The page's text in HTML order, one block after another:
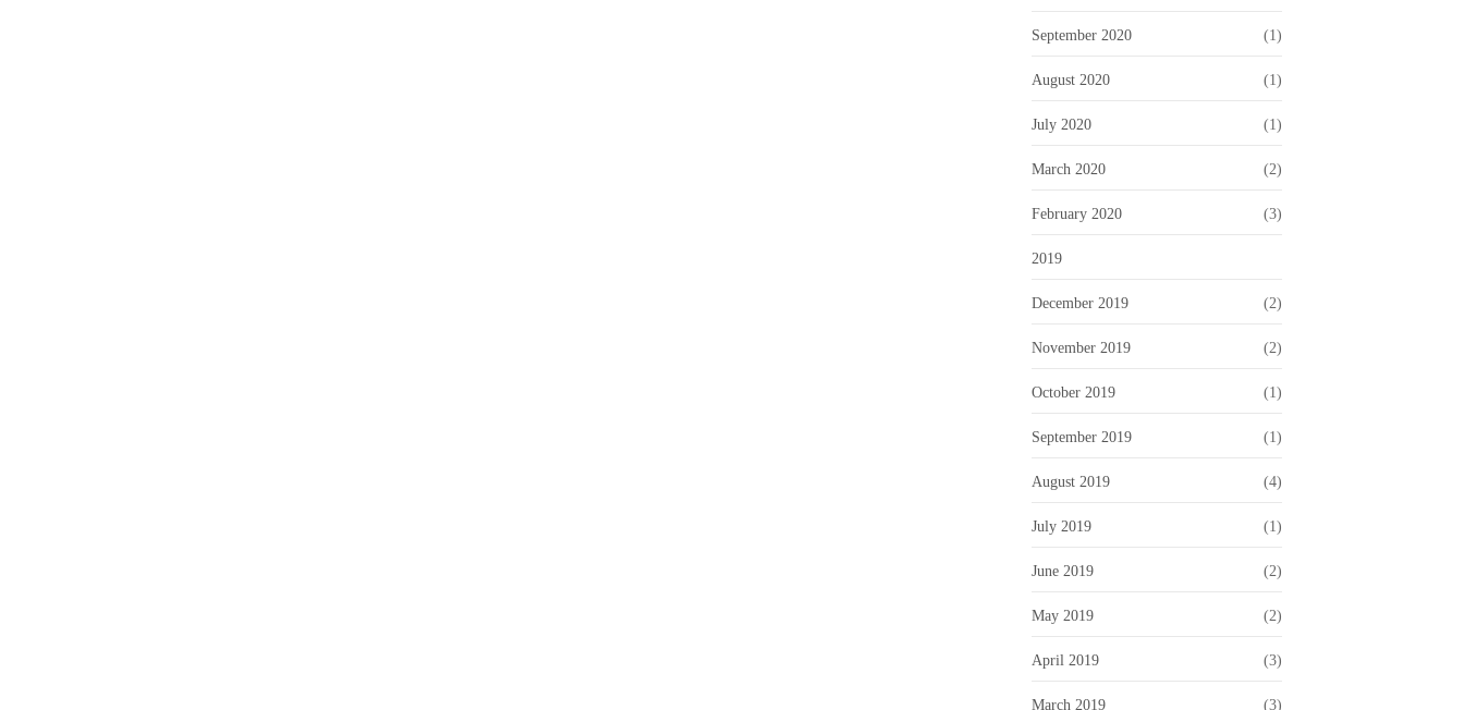
September 2020 (1)
August 2020 (1)
July 2020 (1)
March 2020 (2)
February 2020 (3)
2019
December 2019 (2)
November 2019 (2)
October 2019 (1)
September 2019 (1)
August 2019 (4)
July 2019 (1)
June 2019 (2)
May 2019 (2)
April 2019 (3)
March 2019 (3)